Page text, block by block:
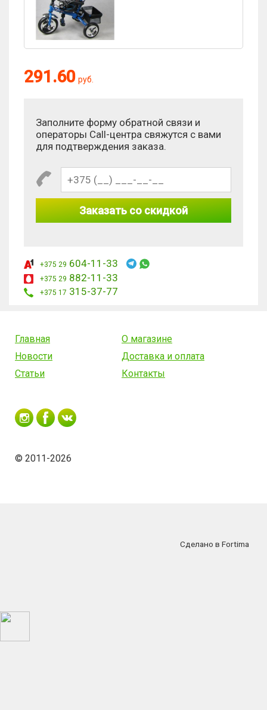
291.60 руб.
Заполните форму обратной связи и
операторы Call-центра свяжутся с вами
для подтверждения заказа.
Заказать со скидкой
+375 29 604-11-33
+375 29 882-11-33
+375 17 315-37-77
Главная
О магазине
Новости
Доставка и оплата
Статьи
Контакты
© 2011-2026
Сделано в Fortima